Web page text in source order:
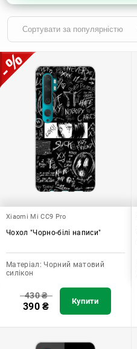
Xiaomi Mi CC9 Pro
Чохол "Чорно-білі написи"
Матеріал: Чорний матовий
силікон
430₴
390₴ Купити